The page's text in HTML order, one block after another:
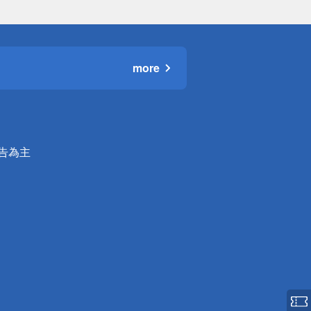
more
為主